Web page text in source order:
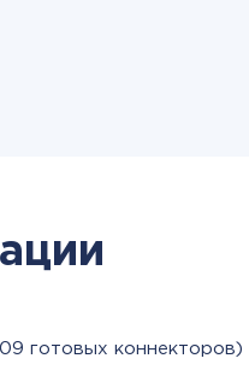
готовых коннекторов)